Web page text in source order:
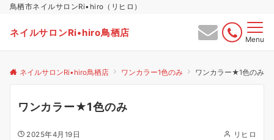
鳥栖市ネイルサロンRi•hiro（リヒロ）
ネイルサロンRi•hiro鳥栖店
Menu
ネイルサロンRi•hiro鳥栖店 ワンカラー1色のみ ワンカラー★1色のみ
ワンカラー★1色のみ
2025年4月19日 リヒロ